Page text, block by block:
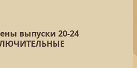
выпуски 20-24